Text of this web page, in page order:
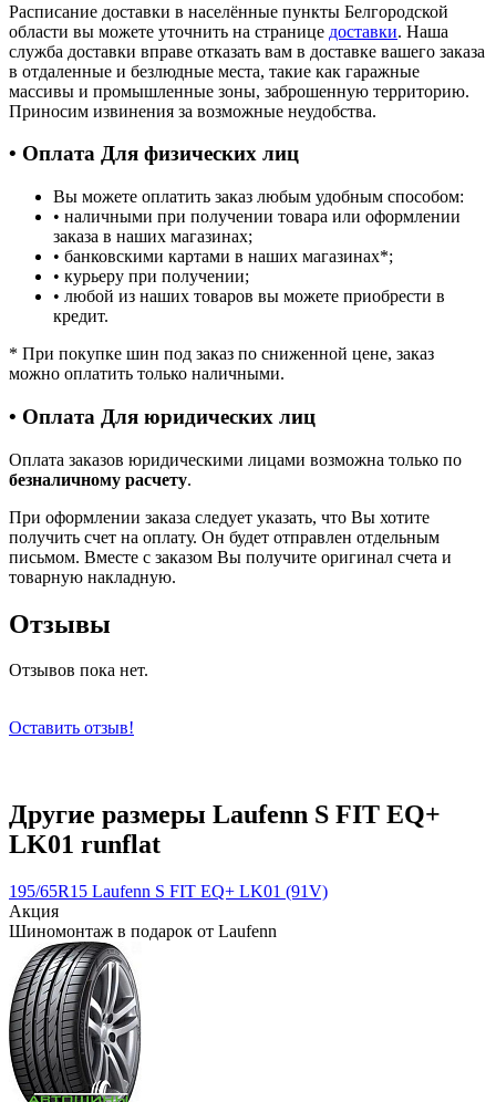
Расписание доставки в населённые пункты Белгородской
области вы можете уточнить на странице доставки. Наша
служба доставки вправе отказать вам в доставке вашего заказа
в отдаленные и безлюдные места, такие как гаражные
массивы и промышленные зоны, заброшенную территорию.
Приносим извинения за возможные неудобства.
• Оплата Для физических лиц
Вы можете оплатить заказ любым удобным способом:
• наличными при получении товара или оформлении
заказа в наших магазинах;
• банковскими картами в наших магазинах*;
• курьеру при получении;
• любой из наших товаров вы можете приобрести в
кредит.
* При покупке шин под заказ по сниженной цене, заказ
можно оплатить только наличными.
• Оплата Для юридических лиц
Оплата заказов юридическими лицами возможна только по
безналичному расчету.
При оформлении заказа следует указать, что Вы хотите
получить счет на оплату. Он будет отправлен отдельным
письмом. Вместе с заказом Вы получите оригинал счета и
товарную накладную.
Отзывы
Отзывов пока нет.
Оставить отзыв!
Другие размеры Laufenn S FIT EQ+
LK01 runflat
195/65R15 Laufenn S FIT EQ+ LK01 (91V)
Акция
Шиномонтаж в подарок от Laufenn